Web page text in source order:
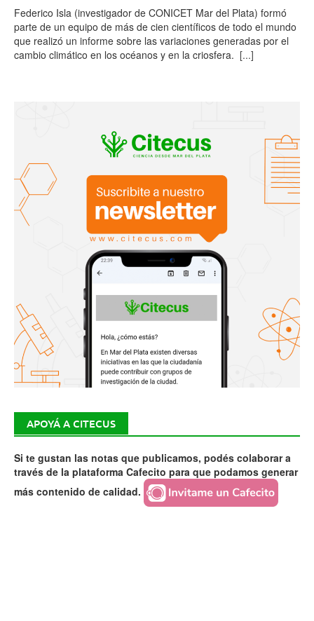
Federico Isla (investigador de CONICET Mar del Plata) formó
parte de un equipo de más de cien científicos de todo el mundo
que realizó un informe sobre las variaciones generadas por el
cambio climático en los océanos y en la criosfera. [...]
APOYÁ A CITECUS
Si te gustan las notas que publicamos, podés colaborar a
través de la plataforma Cafecito para que podamos generar
más contenido de calidad.